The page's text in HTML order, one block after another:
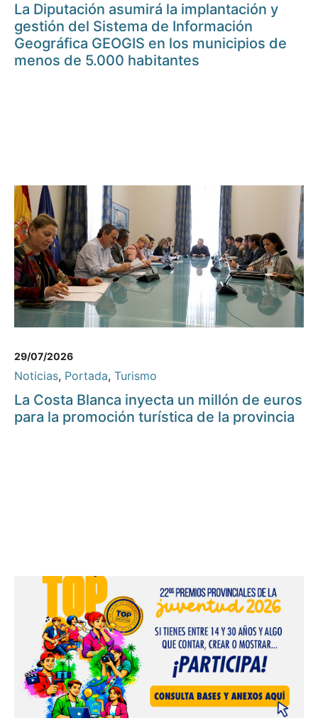
La Diputación asumirá la implantación y
gestión del Sistema de Información
Geográfica GEOGIS en los municipios de
menos de 5.000 habitantes
29/07/2026
Noticias, Portada, Turismo
La Costa Blanca inyecta un millón de euros
para la promoción turística de la provincia